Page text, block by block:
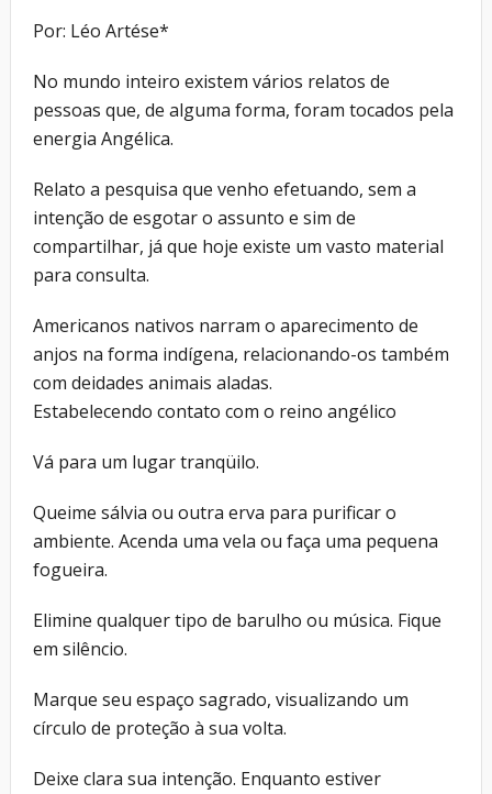
Por: Léo Artése*
No mundo inteiro existem vários relatos de
pessoas que, de alguma forma, foram tocados pela
energia Angélica.
Relato a pesquisa que venho efetuando, sem a
intenção de esgotar o assunto e sim de
compartilhar, já que hoje existe um vasto material
para consulta.
Americanos nativos narram o aparecimento de
anjos na forma indígena, relacionando-os também
com deidades animais aladas.
Estabelecendo contato com o reino angélico
Vá para um lugar tranqüilo.
Queime sálvia ou outra erva para purificar o
ambiente. Acenda uma vela ou faça uma pequena
fogueira.
Elimine qualquer tipo de barulho ou música. Fique
em silêncio.
Marque seu espaço sagrado, visualizando um
círculo de proteção à sua volta.
Deixe clara sua intenção. Enquanto estiver